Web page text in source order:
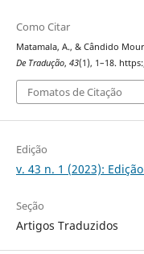
Como Citar
Matamala, A., & Cândido
De Tradução, 43(1), 1–18.
Fomatos de Citação
Edição
v. 43 n. 1 (2023):
Seção
Artigos Traduzidos